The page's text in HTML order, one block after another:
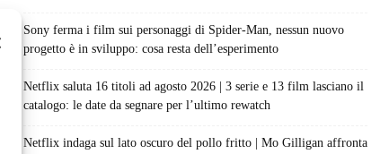
Sony ferma i film sui personaggi di Spider-Man, nessun nuovo
progetto è in sviluppo: cosa resta dell’esperimento
Netflix saluta 16 titoli ad agosto 2026 | 3 serie e 13 film lasciano il
catalogo: le date da segnare per l’ultimo rewatch
Netflix indaga sul lato oscuro del pollo fritto | Mo Gilligan affronta